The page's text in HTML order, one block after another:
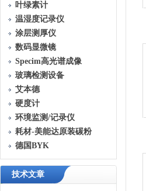
叶绿素计
温湿度记录仪
涂层测厚仪
数码显微镜
Specim高光谱成像
玻璃检测设备
艾本德
硬度计
环境监测/记录仪
耗材-美能达原装碳粉
德国BYK
技术文章